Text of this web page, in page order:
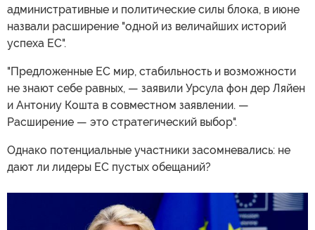
административные и политические силы блока, в июне
назвали расширение "одной из величайших историй
успеха ЕС".
"Предложенные ЕС мир, стабильность и возможности
не знают себе равных, — заявили Урсула фон дер Ляйен
и Антониу Кошта в совместном заявлении. —
Расширение — это стратегический выбор".
Однако потенциальные участники засомневались: не
дают ли лидеры ЕС пустых обещаний?